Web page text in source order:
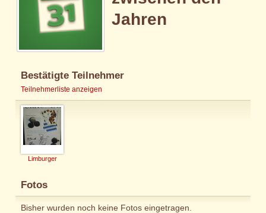
Jahren
Bestätigte Teilnehmer
Teilnehmerliste anzeigen
Limburger
Fotos
Bisher wurden noch keine Fotos eingetragen.